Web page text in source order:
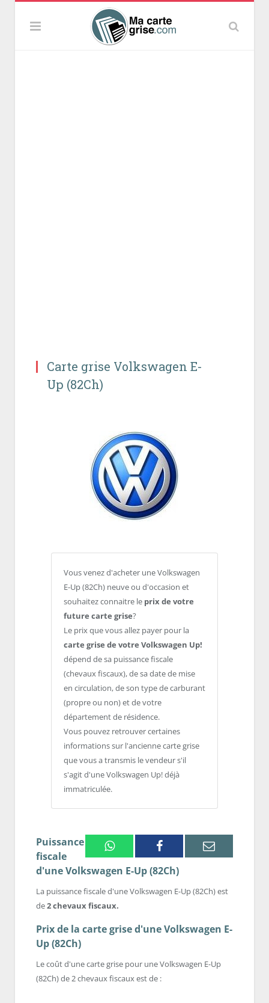
Carte grise Volkswagen E-
Up (82Ch)
Vous venez d'acheter une Volkswagen
E-Up (82Ch) neuve ou d'occasion et
souhaitez connaitre le prix de votre
future carte grise?
Le prix que vous allez payer pour la
carte grise de votre Volkswagen Up!
dépend de sa puissance fiscale
(chevaux fiscaux), de sa date de mise
en circulation, de son type de carburant
(propre ou non) et de votre
département de résidence.
Vous pouvez retrouver certaines
informations sur l'ancienne carte grise
que vous a transmis le vendeur s'il
s'agit d'une Volkswagen Up! déjà
immatriculée.
WhatsappFacebook Email
Puissance
fiscale
d'une Volkswagen E-Up (82Ch)
La puissance fiscale d'une Volkswagen E-Up (82Ch) est
de2 chevaux fiscaux.
Prix de la carte grise d'une Volkswagen E-
Up (82Ch)
Le coût d'une carte grise pour une Volkswagen E-Up
(82Ch) de 2 chevaux fiscaux est de :